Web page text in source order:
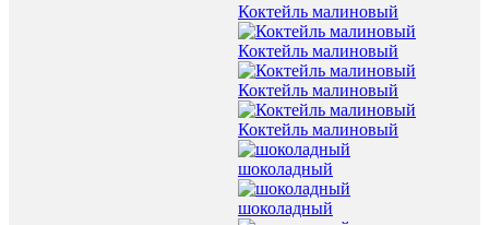
Коктейль малиновый
Коктейль малиновый
Коктейль малиновый
Коктейль малиновый
шоколадный
шоколадный